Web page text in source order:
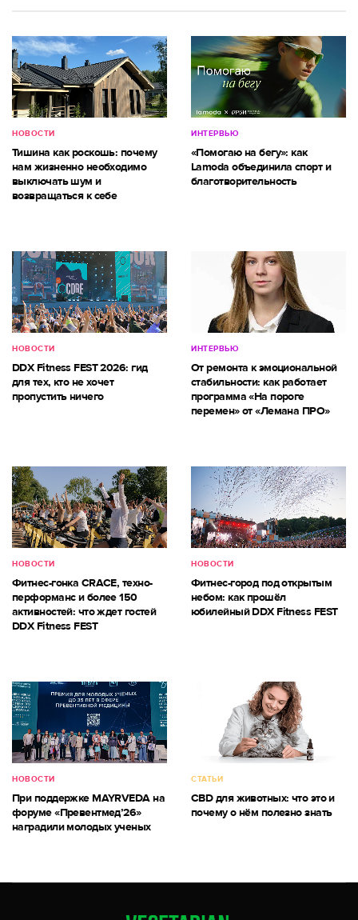
НОВОСТИ
Тишина как роскошь: почему
нам жизненно необходимо
выключать шум и
возвращаться к себе
ИНТЕРВЬЮ
«Помогаю на бегу»: как
Lamoda объединила спорт и
благотворительность
НОВОСТИ
DDX Fitness FEST 2026: гид
для тех, кто не хочет
пропустить ничего
ИНТЕРВЬЮ
От ремонта к эмоциональной
стабильности: как работает
программа «На пороге
перемен» от «Лемана ПРО»
НОВОСТИ
Фитнес-гонка CRACE, техно-
перформанс и более 150
активностей: что ждет гостей
DDX Fitness FEST
НОВОСТИ
Фитнес-город под открытым
небом: как прошёл
юбилейный DDX Fitness FEST
НОВОСТИ
При поддержке MAYRVEDA на
форуме «Превентмед’26»
наградили молодых ученых
СТАТЬИ
CBD для животных: что это и
почему о нём полезно знать